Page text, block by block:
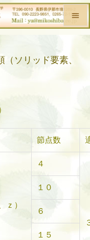


ソリッド要素、
節点数
ｚ）
４
１０
６
１５